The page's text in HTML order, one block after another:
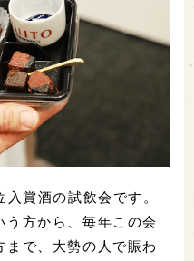
賞酒の試飲会です。
方から、毎年この会
まで、大勢の人で賑わ